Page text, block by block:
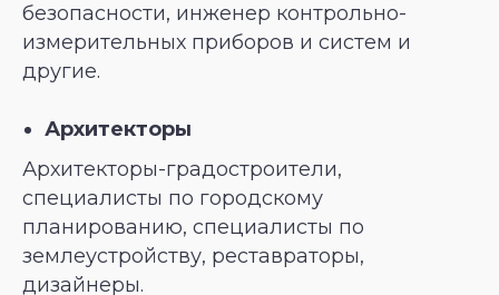
безопасности, инженер контрольно-
измерительных приборов и систем и
другие.
Архитекторы
Архитекторы-градостроители,
специалисты по городскому
планированию, специалисты по
землеустройству, реставраторы,
дизайнеры.